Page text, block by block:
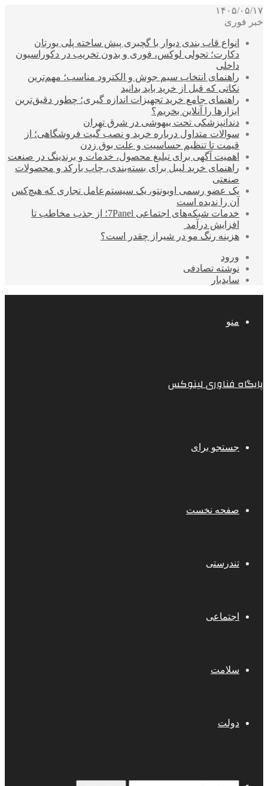
۱۴۰۵/۰۵/۱۷
خبر فوری
انواع قاب بندی دیوار با گچبری پیش ساخته پلی یورتان
دکارت؛ تحولی لوکس، فوری و بدون تخریب در دکوراسیون
داخلی
راهنمای انتخاب سیم جوش و الکترود مناسب؛ مهم‌ترین
نکاتی که قبل از خرید باید بدانید
راهنمای جامع خرید تجهیزات اندازه گیری؛ چطور دقیق‌ترین
ابزارها را آنلاین بخریم؟
دندانپزشکی تحت بیهوشی در شرق تهران
سوالات متداول درباره خرید و نصب گیت فروشگاهی؛ از
قیمت تا تنظیم حساسیت و علت بوق زدن
اهمیت آگهی برای تبلیغ محصول، خدمات و برندینگ در صنعت
راهنمای خرید لیبل برای بسته‌بندی، چاپ بارکد و محصولات
صنعتی
یک عضو رسمی اوبونتو، یک سیستم‌عامل تجاری که هیچ‌کس
آن را ندیده است
خدمات شبکه‌های اجتماعی 7Panel؛ از جذب مخاطب تا
افزایش درآمد
هزینه رنگ مو در شیراز چقدر است؟
ورود
نوشته تصادفی
سایدبار
منو
پایگاه فناوری لینوکس
جستجو برای
صفحه نخست
تندرستی
اجتماعی
سلامت
دولت